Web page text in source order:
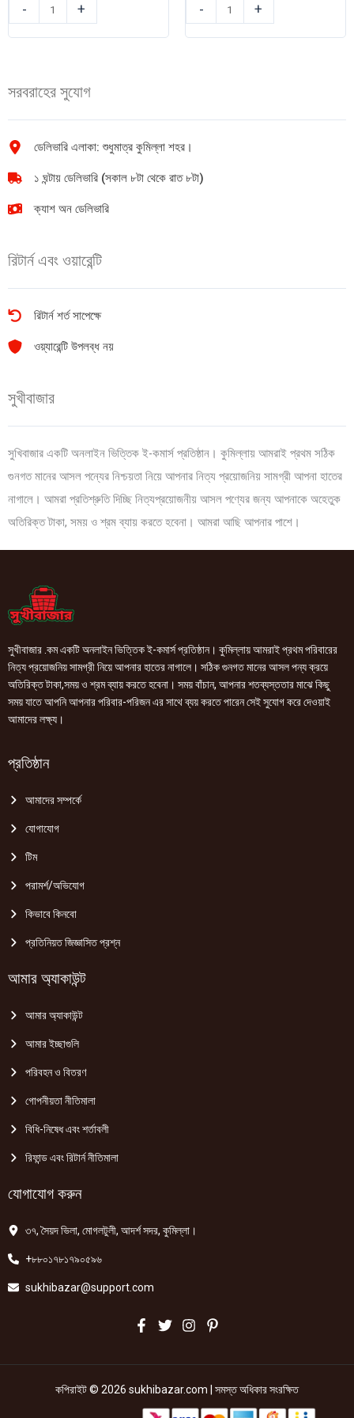
-
গার্ড
কয়েল
+ -
Lemon
Force
+
সরবরাহের সুযোগ
ডেলিভারি এলাকা: শুধুমাত্র কুমিল্লা শহর।
১ ঘন্টায় ডেলিভারি (সকাল ৮টা থেকে রাত ৮টা)
ক্যাশ অন ডেলিভারি
রিটার্ন এবং ওয়ারেন্টি
রিটার্ন শর্ত সাপেক্ষে
ওয়্যারেন্টি উপলব্ধ নয়
সুখীবাজার
সুখিবাজার একটি অনলাইন ভিত্তিক ই-কমার্স প্রতিষ্ঠান। কুমিল্লায় আমরাই প্রথম সঠিক
গুনগত মানের আসল পন্যের নিশ্চয়তা নিয়ে আপনার নিত্য প্রয়োজনিয় সামগ্রী আপনা হাতের
নাগালে। আমরা প্রতিশ্রুতি দিচ্ছি নিত্যপ্রয়োজনীয় আসল পণ্যের জন্য আপনাকে অহেতুক
অতিরিক্ত টাকা, সময় ও শ্রম ব্যায় করতে হবেনা। আমরা আছি আপনার পাশে।
সুখীবাজার .কম একটি অনলাইন ভিত্তিক ই-কমার্স প্রতিষ্ঠান। কুমিল্লায় আমরাই প্রথম পরিবারের
নিত্য প্রয়োজনিয় সামগ্রী নিয়ে আপনার হাতের নাগালে। সঠিক গুনগত মানের আসল পন্য ক্রয়ে
অতিরিক্ত টাকা,সময় ও শ্রম ব্যায় করতে হবেনা। সময় বাঁচান, আপনার শতব্যস্ততার মাঝে কিছু
সময় যাতে আপনি আপনার পরিবার-পরিজন এর সাথে ব্যয় করতে পারেন সেই সুযোগ করে দেওয়াই
আমাদের লক্ষ্য।
প্রতিষ্ঠান
আমাদের সম্পর্কে
যোগাযোগ
টিম
পরামর্শ/অভিযোগ
কিভাবে কিনবো
প্রতিনিয়ত জিজ্ঞাসিত প্রশ্ন
আমার অ্যাকাউন্ট
আমার অ্যাকাউন্ট
আমার ইচ্ছাগুলি
পরিবহন ও বিতরণ
গোপনীয়তা নীতিমালা
বিধি-নিষেধ এবং শর্তাবলী
রিফান্ড এবং রিটার্ন নীতিমালা
যোগাযোগ করুন
৩৭, সৈয়দ ভিলা, মোগলটুলী, আদর্শ সদর, কুমিল্লা।
+৮৮০১৭৮১৭৯০৫৯৬
sukhibazar@support.com
কপিরাইট © 2026 sukhibazar.com | সমস্ত অধিকার সংরক্ষিত